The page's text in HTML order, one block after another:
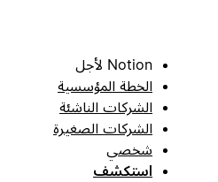
Notion لأجل
الخطة المؤسسية
الشركات الناشئة
الشركات الصغيرة
شخصي
استكشف